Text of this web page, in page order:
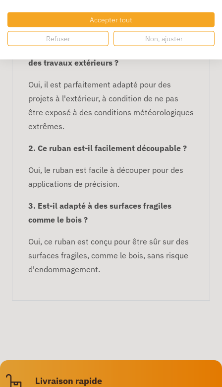
FAQ – Ruban Adhésif de
Masquage 50 mm x 75 m
1. Est-ce que ce ruban peut être utilisé pour
des travaux extérieurs ?
Oui, il est parfaitement adapté pour des
projets à l'extérieur, à condition de ne pas
être exposé à des conditions météorologiques
extrêmes.
2. Ce ruban est-il facilement découpable ?
Oui, le ruban est facile à découper pour des
applications de précision.
3. Est-il adapté à des surfaces fragiles
comme le bois ?
Oui, ce ruban est conçu pour être sûr sur des
surfaces fragiles, comme le bois, sans risque
d'endommagement.
Livraison rapide
Accepter tout
Refuser Non, ajuster